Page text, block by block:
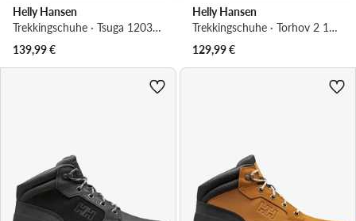
Helly Hansen
Trekkingschuhe · Tsuga 12039 423 · Grün
139,99€
Helly Hansen
Trekkingschuhe · Torhov 2 12040 · Dunkelblau
129,99€